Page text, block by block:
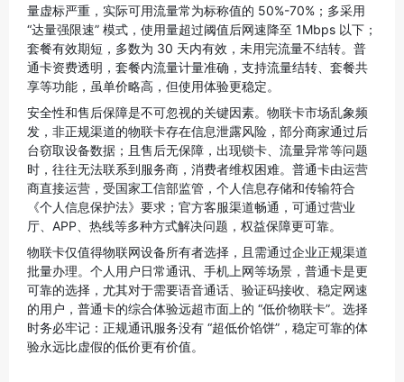
量虚标严重，实际可用流量常为标称值的 50%-70%；多采用
“达量强限速” 模式，使用量超过阈值后网速降至 1Mbps 以下；
套餐有效期短，多数为 30 天内有效，未用完流量不结转。普
通卡资费透明，套餐内流量计量准确，支持流量结转、套餐共
享等功能，虽单价略高，但使用体验更稳定。
安全性和售后保障是不可忽视的关键因素。物联卡市场乱象频
发，非正规渠道的物联卡存在信息泄露风险，部分商家通过后
台窃取设备数据；且售后无保障，出现锁卡、流量异常等问题
时，往往无法联系到服务商，消费者维权困难。普通卡由运营
商直接运营，受国家工信部监管，个人信息存储和传输符合
《个人信息保护法》要求；官方客服渠道畅通，可通过营业
厅、APP、热线等多种方式解决问题，权益保障更可靠。
物联卡仅值得物联网设备所有者选择，且需通过企业正规渠道
批量办理。个人用户日常通讯、手机上网等场景，普通卡是更
可靠的选择，尤其对于需要语音通话、验证码接收、稳定网速
的用户，普通卡的综合体验远超市面上的 “低价物联卡”。选择
时务必牢记：正规通讯服务没有 “超低价馅饼”，稳定可靠的体
验永远比虚假的低价更有价值。